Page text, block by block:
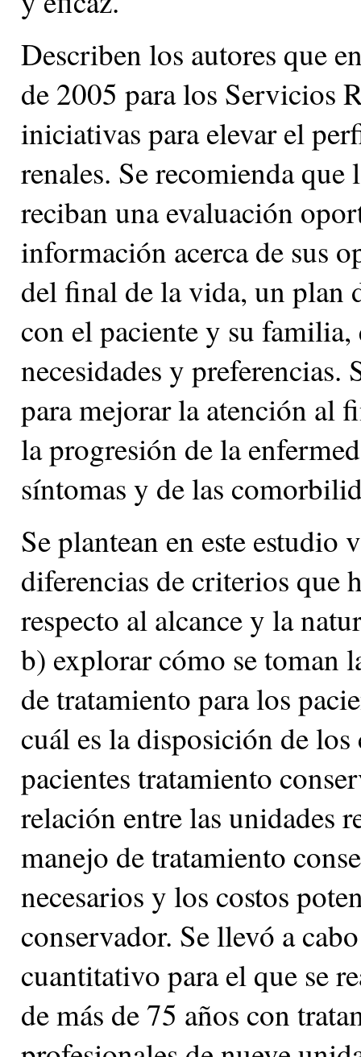
Describen los autores que
de 2005 para los Servicios
iniciativas para elevar el
renales. Se recomienda que
reciban una evaluación
información acerca de sus
del final de la vida, un plan
con el paciente y su familia,
necesidades y preferencias.
para mejorar la atención al
la progresión de la
síntomas y de las
Se plantean en este
diferencias de criterios que
respecto al alcance y la
b) explorar cómo se toman
de tratamiento para los
cuál es la disposición de
pacientes tratamiento
relación entre las unidades
manejo de tratamiento
necesarios y los costos
conservador. Se llevó a
cuantitativo para el que se
de más de 75 años con